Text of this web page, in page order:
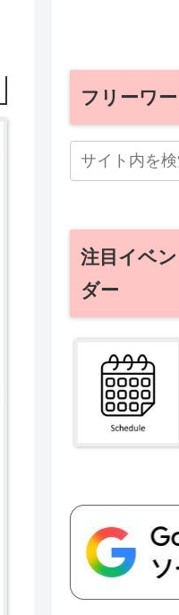
フリーワ
注目イベ
ダー